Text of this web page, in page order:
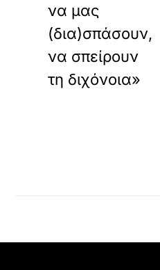
να μας
(δια)σπάσουν,
να σπείρουν
τη διχόνοια»